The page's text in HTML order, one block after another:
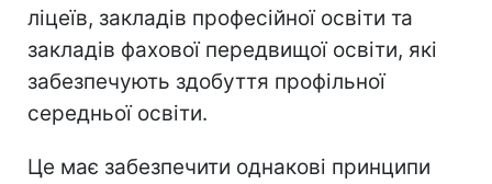
ліцеїв, закладів професійної освіти та
закладів фахової передвищої освіти, які
забезпечують здобуття профільної
середньої освіти.
Це має забезпечити однакові принципи